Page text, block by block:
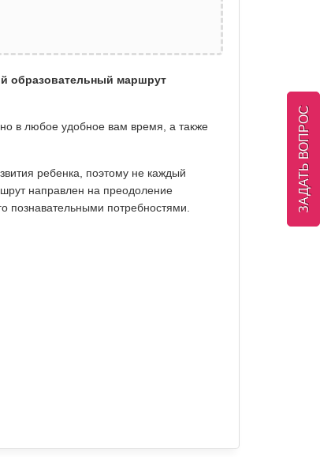
образовательный маршрут
в любое удобное вам время, а также
ребенка, поэтому не каждый
направлен на преодоление
познавательными потребностями.
ЗАДАТЬ ВОПРОС